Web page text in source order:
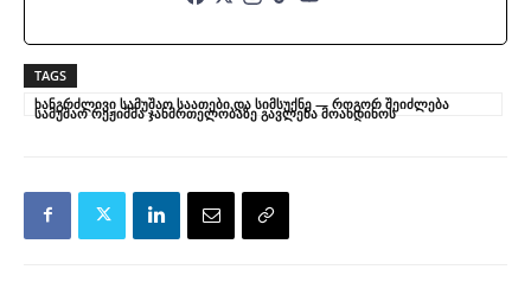
TAGS
ხანგრძლივი სამუშაო საათები და სიმსუქნე — როგორ შეიძლება
სამუშაო რეჟიმმა ჯანმრთელობაზე გავლენა მოახდინოს